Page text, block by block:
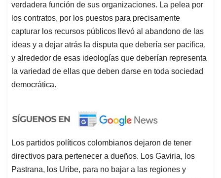
verdadera función de sus organizaciones. La pelea por
los contratos, por los puestos para precisamente
capturar los recursos públicos llevó al abandono de las
ideas y a dejar atrás la disputa que debería ser pacifica,
y alrededor de esas ideologías que deberían representa
la variedad de ellas que deben darse en toda sociedad
democrática.
Los partidos políticos colombianos dejaron de tener
directivos para pertenecer a dueños. Los Gaviria, los
Pastrana, los Uribe, para no bajar a las regiones y